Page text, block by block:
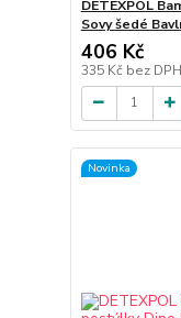
DETEXPOL
Sovy šedé
406 Kč
335 Kč bez DPH
Novinka